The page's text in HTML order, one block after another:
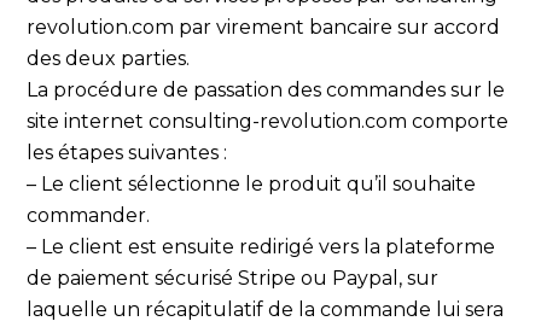
revolution.com par virement bancaire sur accord
des deux parties.
La procédure de passation des commandes sur le
site internet consulting-revolution.com comporte
les étapes suivantes :
– Le client sélectionne le produit qu’il souhaite
commander.
– Le client est ensuite redirigé vers la plateforme
de paiement sécurisé Stripe ou Paypal, sur
laquelle un récapitulatif de la commande lui sera